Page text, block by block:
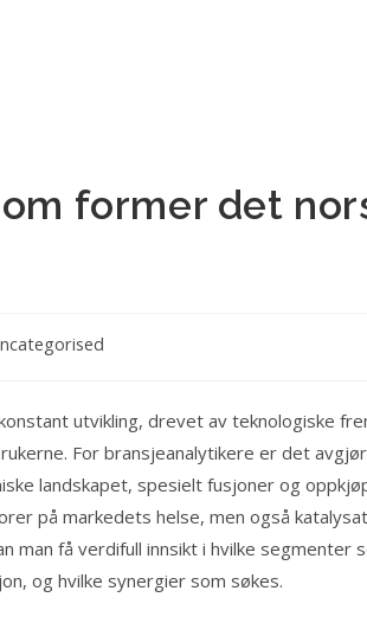
former det
utvikling, drevet av teknologiske
For bransjeanalytikere er det
landskapet, spesielt fusjoner og
på markedets helse, men også
man få verdifull innsikt i hvilke segmenter
og hvilke synergier som søkes.